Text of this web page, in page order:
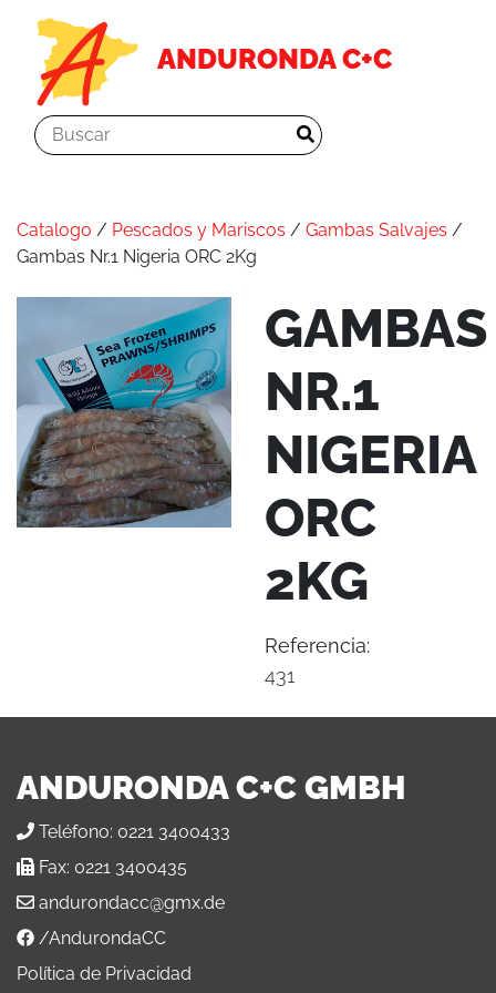
ANDURONDA C+C
Catalogo / Pescados y Mariscos / Gambas Salvajes /
Gambas Nr.1 Nigeria ORC 2Kg
GAMBAS
NR.1
NIGERIA
ORC
2KG
Referencia:
431
ANDURONDA C+C GMBH
Teléfono: 0221 3400433
Fax: 0221 3400435
andurondacc@gmx.de
/AndurondaCC
Política de Privacidad